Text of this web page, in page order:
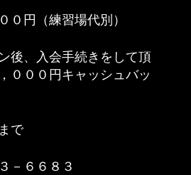
円（練習場代別）
後、入会手続きをして頂
０００円キャッシュバッ
で
－６６８３